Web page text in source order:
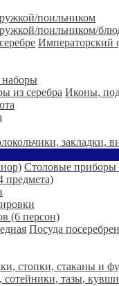
поильником
поильником/
Императорский
наборы
Иконы,
закладки,
Столовые приборы
предмета)
(6 персон)
Посуда
стопки, стаканы и
сотейники, тазы,